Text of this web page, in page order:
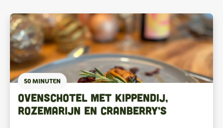
50 MINUTEN
Ovenschotel met kippendij,
rozemarijn en cranberry’s